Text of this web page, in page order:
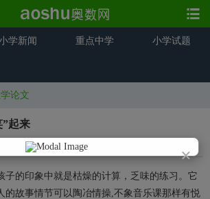
×
学新闻 重点中学 小学试题
论文
”起来
16:23:10
的印象中就是枯燥的计算，乏味的练习。它
的故事情节可以陶冶情操,不象音乐课那样有悦